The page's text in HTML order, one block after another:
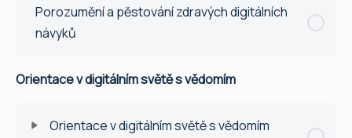
Quiz
Porozumění a pěstování zdravých digitálních
návyků
Orientace v digitálním světě s vědomím
Orientace v digitálním světě s vědomím